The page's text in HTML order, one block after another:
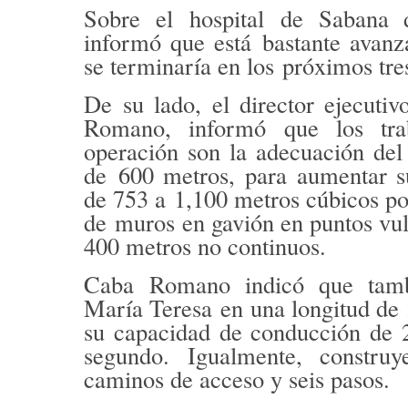
Sobre el hospital de
informó que estábastante
se terminaría en lospróximos
De su lado, el director
Romano, informó que los
operación son la adecuación
de 600 metros, para aumentar
de 753 a 1,100 metros cúbicos
demuros en gavión en puntos
400 metros no continuos.
Caba Romano indicó que
María Teresa en una longitud de
su capacidad de conducción
segundo. Igualmente,
caminos de acceso y seis pasos.